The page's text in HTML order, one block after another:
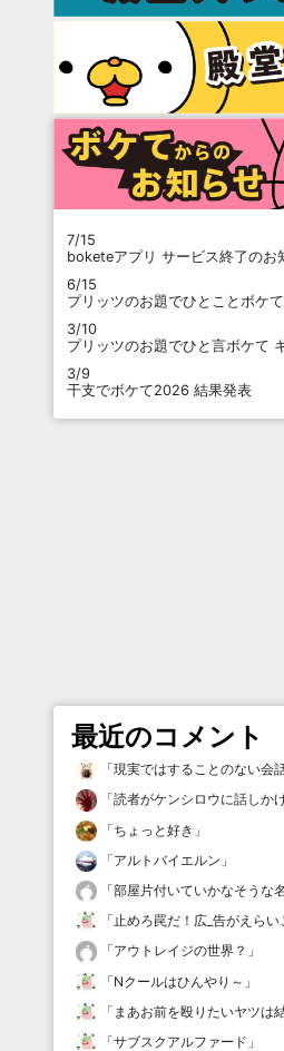
7/15
boketeアプリ サービス終了のお
6/15
プリッツのお題でひとことボケ
3/10
プリッツのお題でひと言ボケて
3/9
干支でボケて2026 結果発表
最近のコメント
「現実ではすることのない会
「読者がケンシロウに話しか
「ちょっと好き 」
「アルトバイエルン 」
「部屋片付いていかなそうな
「止めろ罠だ！広_告がえらい
「アウトレイジの世界？ 」
「Nクールはひんやり～ 」
「 まあお前を殴りたいヤツは
「サブスクアルファード 」